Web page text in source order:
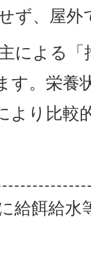
ず、屋外
による「
す。栄養
より比較
給餌給